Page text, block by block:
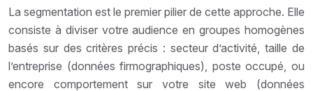
La segmentation est le premier pilier de cette approche. Elle
consiste à diviser votre audience en groupes homogènes
basés sur des critères précis : secteur d’activité, taille de
l’entreprise (données firmographiques), poste occupé, ou
encore comportement sur votre site web (données